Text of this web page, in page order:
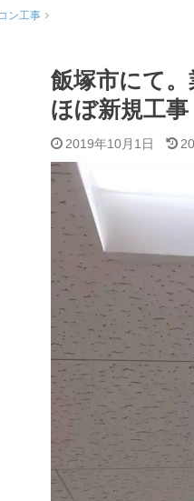
ン工事
飯塚市にて
ほぼ新規工
2019年10月1日